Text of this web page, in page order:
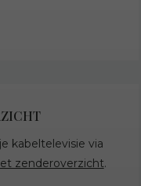
kabeltelevisie via
zenderoverzicht.